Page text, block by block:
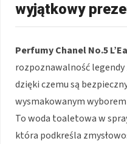
wyjątkowy
Perfumy Chanel No.5
rozpoznawalność legendy
dzięki czemu są
wysmakowanym
To woda toaletowa w
która podkreśla